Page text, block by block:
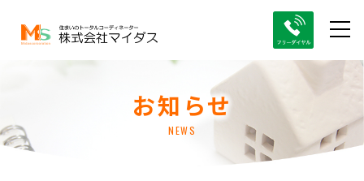
お知らせ
NEWS